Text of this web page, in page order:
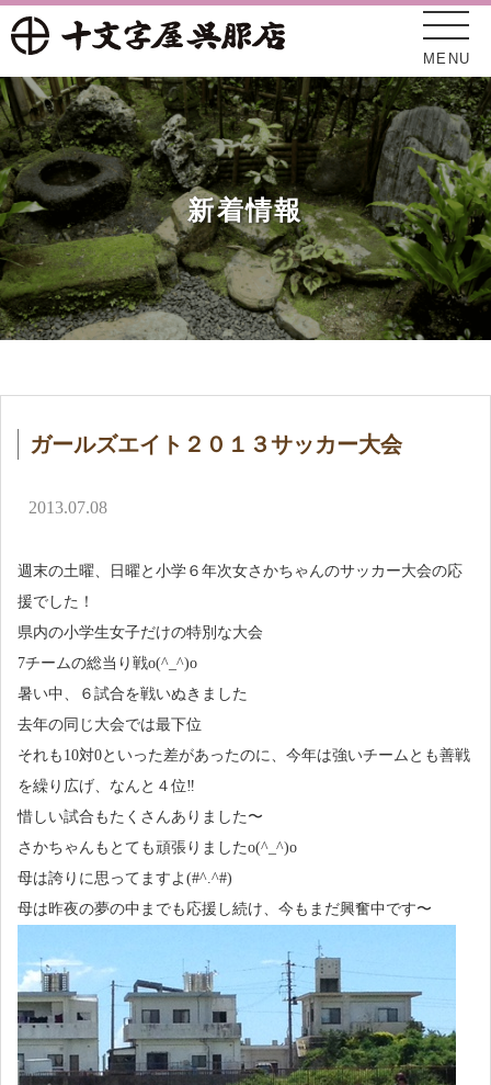
MENU
新着情報
十文字屋について
オンラインショップ
アクセス
新着情報
ガールズエイト２０１３サッカー大会
2013.07.08
週末の土曜、日曜と小学６年次女さかちゃんのサッカー大会の応
援でした！
県内の小学生女子だけの特別な大会
7チームの総当り戦o(^_^)o
暑い中、６試合を戦いぬきました
去年の同じ大会では最下位
それも10対0といった差があったのに、今年は強いチームとも善戦
を繰り広げ、なんと４位‼
惜しい試合もたくさんありました〜
さかちゃんもとても頑張りましたo(^_^)o
母は誇りに思ってますよ(#^.^#)
母は昨夜の夢の中までも応援し続け、今もまだ興奮中です〜